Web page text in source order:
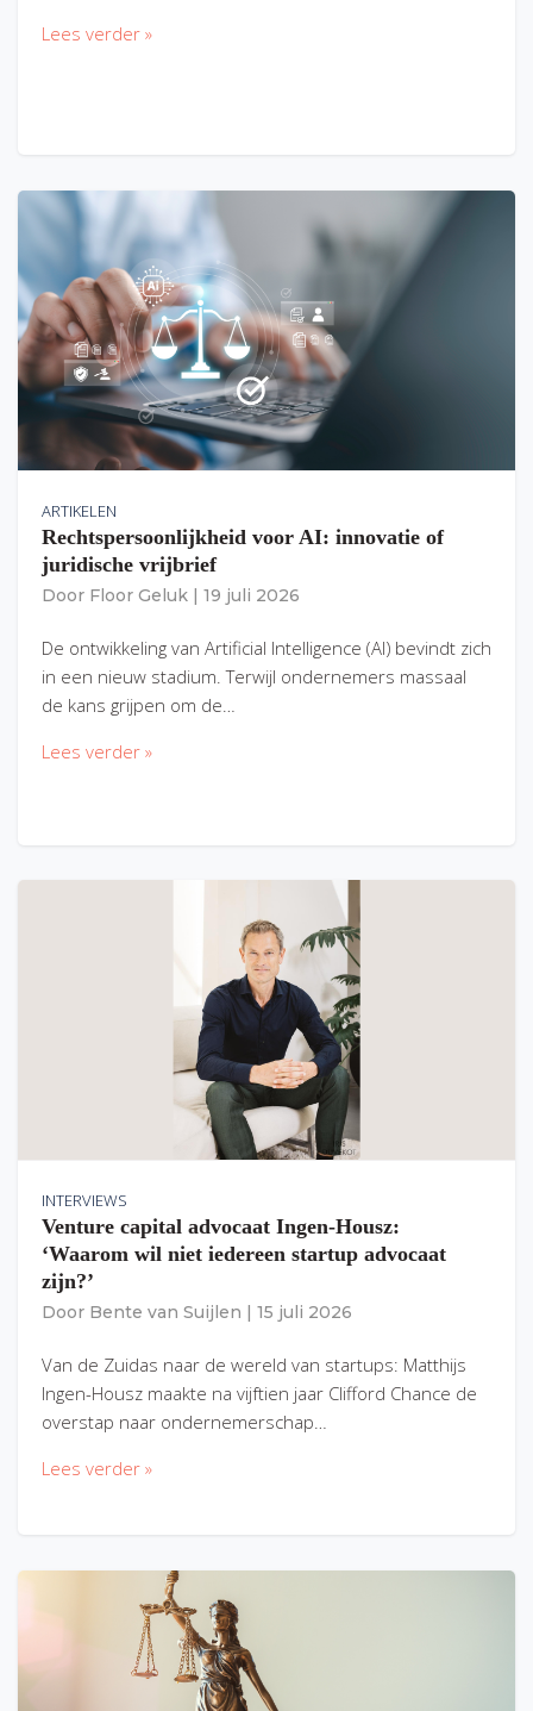
Lees verder »
ARTIKELEN
Rechtspersoonlijkheid voor AI: innovatie of
juridische vrijbrief
Door Floor Geluk 19 juli 2026
De ontwikkeling van Artificial Intelligence (AI) bevindt zich
in een nieuw stadium. Terwijl ondernemers massaal
de kans grijpen om de…
Lees verder »
INTERVIEWS
Venture capital advocaat Ingen-Housz:
‘Waarom wil niet iedereen startup advocaat
zijn?’
Door Bente van Suijlen 15 juli 2026
Van de Zuidas naar de wereld van startups: Matthijs
Ingen-Housz maakte na vijftien jaar Clifford Chance de
overstap naar ondernemerschap…
Lees verder »